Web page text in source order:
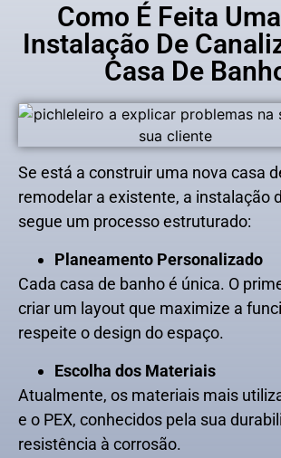
Como É Feita
Instalação De
Casa De
Se está a construir uma nova casa
remodelar a existente, a instalação
segue um processo estruturado:
Planeamento Personalizado
Cada casa de banho é única. O
criar um layout que maximize a
respeite o design do espaço.
Escolha dos Materiais
Atualmente, os materiais mais
e o PEX, conhecidos pela sua
resistência à corrosão.